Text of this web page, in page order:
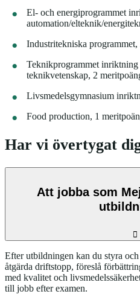
El- och energiprogrammet
automation/elteknik/
Industritekniska
Teknikprogrammet
teknikvetenskap, 2
Livsmedelsgymnasium
Food production, 1
Har vi övertygat
Att jobba som
Efter utbildningen kan du styra
åtgärda driftstopp, föreslå
med kvalitet och
till jobb efter examen.